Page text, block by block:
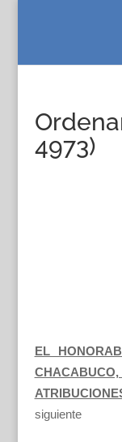
4973)
EL
CHACABUCO,
siguiente